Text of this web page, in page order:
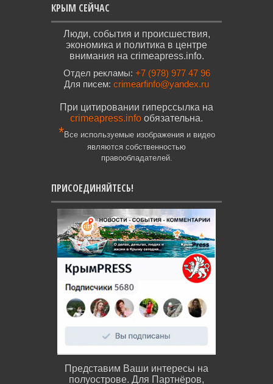
КРЫМ СЕЙЧАС
Люди, события и происшествия,
экономика и политика в центре
внимания на crimeapress.info.
Отдел рекламы: +7 (978) 977 47 96
Для писем: crimearfinfo@yandex.ru
При цитировании гиперссылка на
crimeapress.info обязательна.
*Все используемые изображения и видео
являются собственностью
правообладателей.
ПРИСОЕДИНЯЙТЕСЬ!
Представим Ваши интересы на
полуострове. Для Партнёров,